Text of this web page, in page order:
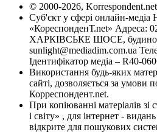
© 2000-2026, Korrespondent.net
Суб'єкт у сфері онлайн-медіа
«КореспонденТ.net» Адреса:
ХАРКІВСЬКЕ ШОСЕ, будинок
sunlight@mediadim.com.ua
Ідентифікатор медіа – R40-
Використання будь-яких
сайті, дозволяється за умови
Корреспондент.net.
При копіюванні матеріалів
і світу» , для інтернет -
відкрите для пошукових